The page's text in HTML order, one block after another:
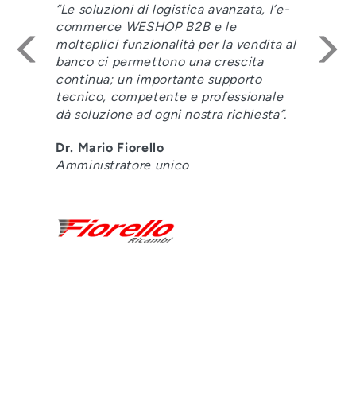
“La collaborazione con Informatica
Centro è continua, così come il rinnovo
delle applicazioni. Questi elementi ci
danno la sicurezza di avere un partner
fortemente presente nei nostri mercati
di riferimento”
Direttore Amministrativo